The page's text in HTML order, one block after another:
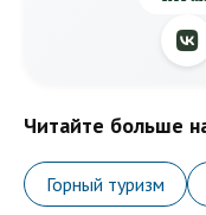
Читайте больше
Горный туризм